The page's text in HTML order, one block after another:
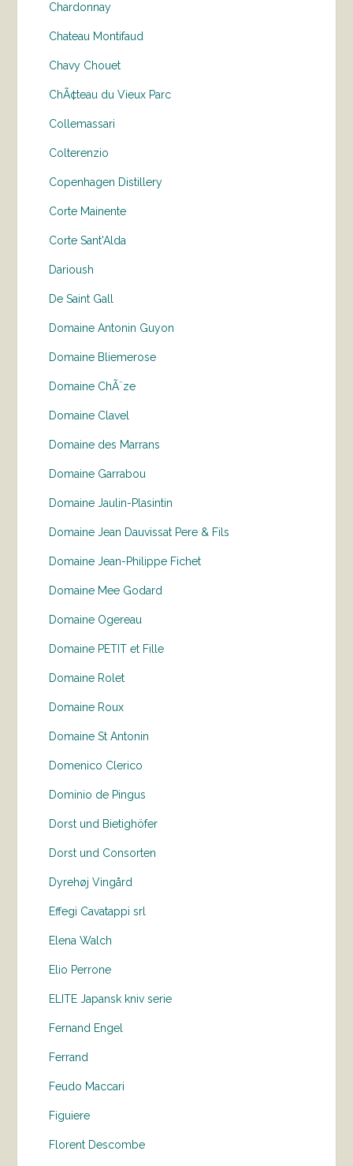
Chardonnay
Chateau Montifaud
Chavy Chouet
ChÃ¢teau du Vieux Parc
Collemassari
Colterenzio
Copenhagen Distillery
Corte Mainente
Corte Sant'Alda
Darioush
De Saint Gall
Domaine Antonin Guyon
Domaine Bliemerose
Domaine ChÃ¨ze
Domaine Clavel
Domaine des Marrans
Domaine Garrabou
Domaine Jaulin-Plasintin
Domaine Jean Dauvissat Pere & Fils
Domaine Jean-Philippe Fichet
Domaine Mee Godard
Domaine Ogereau
Domaine PETIT et Fille
Domaine Rolet
Domaine Roux
Domaine St Antonin
Domenico Clerico
Dominio de Pingus
Dorst und Bietighöfer
Dorst und Consorten
Dyrehøj Vingård
Effegi Cavatappi srl
Elena Walch
Elio Perrone
ELITE Japansk kniv serie
Fernand Engel
Ferrand
Feudo Maccari
Figuiere
Florent Descombe